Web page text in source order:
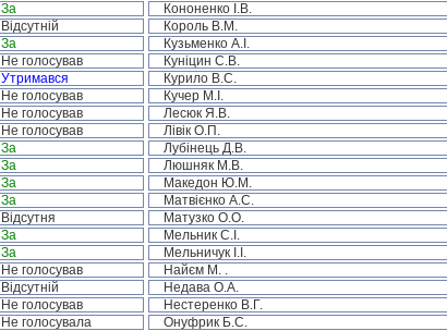
За Кононенко І.В.
Відсутній Король В.М.
За Кузьменко А.І.
Не голосував Куніцин С.В.
Утримався Курило В.С.
Не голосував Кучер М.І.
Не голосував Лесюк Я.В.
Не голосував Лівік О.П.
За Лубінець Д.В.
За Люшняк М.В.
За Македон Ю.М.
За Матвієнко А.С.
Відсутня Матузко О.О.
За Мельник С.І.
За Мельничук І.І.
Не голосував Найєм М. .
Відсутній Недава О.А.
Не голосував Нестеренко В.Г.
Не голосувала Онуфрик Б.С.